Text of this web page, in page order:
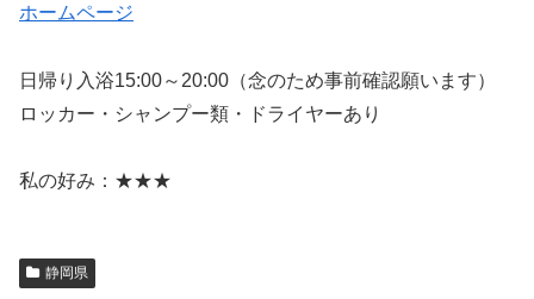
ホームページ
日帰り入浴15:00～20:00（念のため事前確認願います）
ロッカー・シャンプー類・ドライヤーあり
私の好み：★★★
静岡県